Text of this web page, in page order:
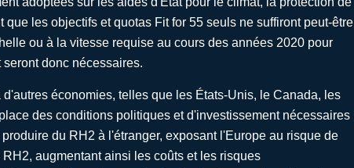
les objectifs et quotas Fit for 55 seuls ne suffiront peut-être
ou à la vitesse requise au cours des années 2020 pour
donc nécessaires.
économies, telles que les États-Unis, le Canada, les
des conditions politiques et d'investissement nécessaires
du RH2 à l'étranger, exposant l'Europe au risque de
augmentant ainsi les coûts et les risques